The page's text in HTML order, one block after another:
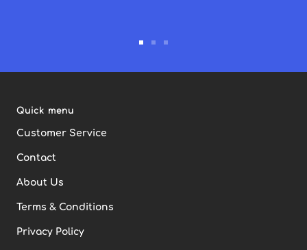
Quick menu
Customer Service
Contact
About Us
Terms & Conditions
Privacy Policy